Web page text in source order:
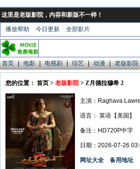
这里是老版影院，内容和新版不一样！
播放帮助 今日更新 全部影片
首页 | 电影 | 电视剧 | 综艺 | 动漫 | 老版影院
您的位置： 首页 > 老版影院 > Z月德拉穆希 2
主演：Raghava
语言： 英语【美国】
备注：HD720P中字
日期：2026-07-26
网址大全 备用地址